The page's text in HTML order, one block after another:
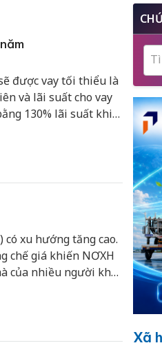
được vay tối thiểu là
và lãi suất cho vay
130% lãi suất khi
xu hướng tăng cao.
chế giá khiến NƠXH
của nhiều người khó
Xã